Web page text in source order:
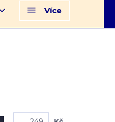
Více